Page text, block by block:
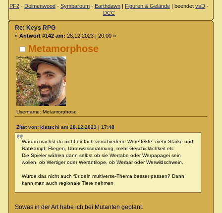
PF2- Dolmenwood - Symbaroum- Earthdawn| Figuren & Gelände| beendet vsD-
DCC
Metamorphose
Username: Metamorphose
Re: Keys RPG
« Antwort #142 am: 28.12.2023 | 20:00 »
Zitat von: klatschi am 28.12.2023 | 17:48
Warum machst du nicht einfach verschiedene Wereffekte: mehr Stärke und
Nahkampf, Fliegen, Unterwasseratmung, mehr Geschicklichkeit etc
Die Spieler wählen dann selbst ob sie Werrabe oder Werpapagei sein
wollen, ob Wertiger oder Werantilope, ob Werbär oder Werwildschwein.
Würde das nicht auch für dein multiverse-Thema besser passen? Dann
kann man auch regionale Tiere nehmen
Sowas in der Art habe ich bei Mutanten geplant.